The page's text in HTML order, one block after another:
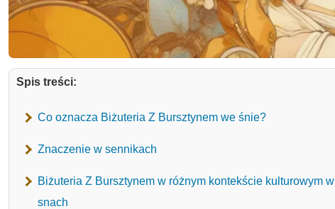
Spis treści:
Co oznacza Biżuteria Z Bursztynem we śnie?
Znaczenie w sennikach
Biżuteria Z Bursztynem w różnym kontekście kulturowym w
snach